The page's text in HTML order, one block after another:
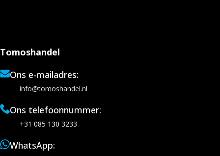
Tomoshandel
Ons e-mailadres:
info@tomoshandel.nl
Ons telefoonnummer:
+31 085 130 3233
WhatsApp: